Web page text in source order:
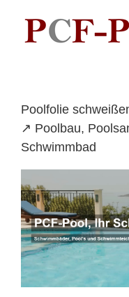
content
Poolfolie
↗️ Poolbau,
Schwimmbad